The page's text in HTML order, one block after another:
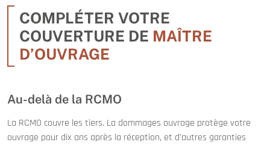
COMPLÉTER VOTRE
COUVERTURE DE MAÎTRE
D’OUVRAGE
Au-delà de la RCMO
La RCMO couvre les tiers. La dommages ouvrage protège votre
ouvrage pour dix ans après la réception, et d’autres garanties